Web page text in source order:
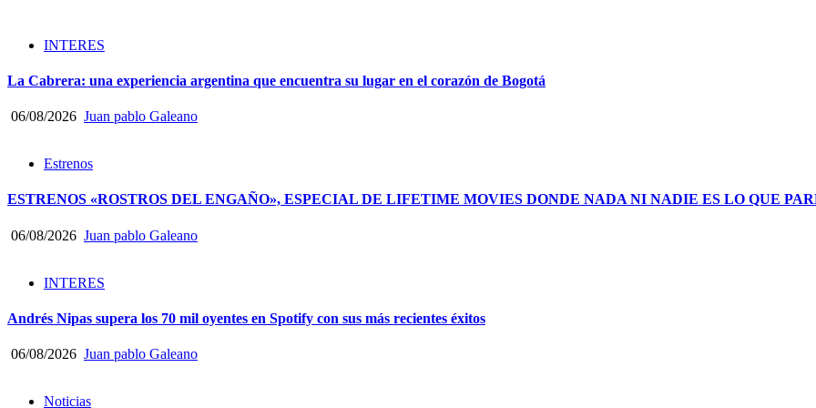
INTERES
La Cabrera: una experiencia argentina que encuentra su lugar en el corazón de Bogotá
06/08/2026 Juan pablo Galeano
Estrenos
ESTRENOS «ROSTROS DEL ENGAÑO», ESPECIAL DE LIFETIME MOVIES DONDE NADA NI NADIE ES LO QUE
06/08/2026 Juan pablo Galeano
INTERES
Andrés Nipas supera los 70 mil oyentes en Spotify con sus más recientes éxitos
06/08/2026 Juan pablo Galeano
Noticias